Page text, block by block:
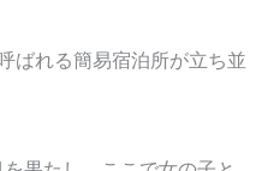
ばれる簡易宿泊所が立ち並